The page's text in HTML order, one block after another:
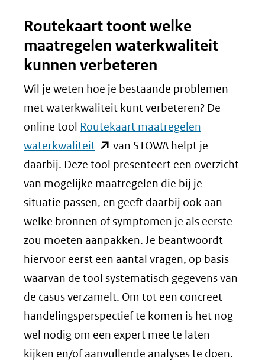
Routekaart toont welke
maatregelen waterkwaliteit
kunnen verbeteren
Wil je weten hoe je bestaande problemen
met waterkwaliteit kunt verbeteren? De
online tool Routekaart maatregelen
waterkwaliteit (opent
in
nieuw
venster)
(verwijst
naar
een
andere
website)
van STOWA helpt je
daarbij. Deze tool presenteert een overzicht
van mogelijke maatregelen die bij je
situatie passen, en geeft daarbij ook aan
welke bronnen of symptomen je als eerste
zou moeten aanpakken. Je beantwoordt
hiervoor eerst een aantal vragen, op basis
waarvan de tool systematisch gegevens van
de casus verzamelt. Om tot een concreet
handelingsperspectief te komen is het nog
wel nodig om een expert mee te laten
kijken en/of aanvullende analyses te doen.